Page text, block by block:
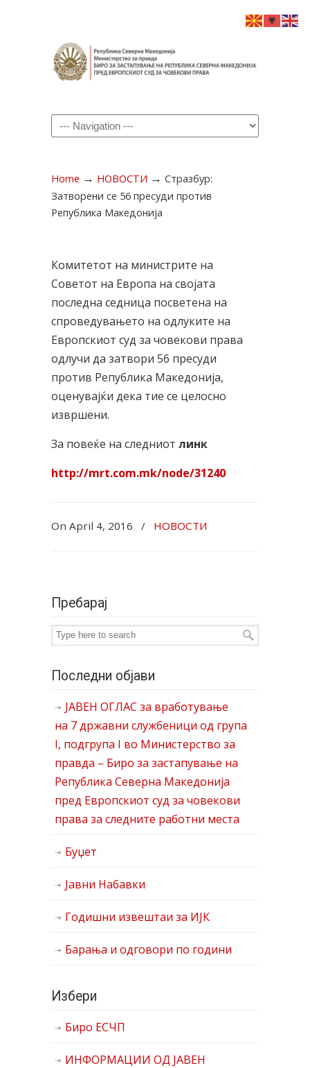
Navigation
Home → НОВОСТИ → Стразбур:
Затворени се 56 пресуди против
Република Македонија
Комитетот на министрите на
Советот на Европа на својата
последна седница посветена на
спроведувањето на одлуките на
Европскиот суд за човекови права
одлучи да затвори 56 пресуди
против Република Македонија,
оценувајќи дека тие се целосно
извршени.
За повеќе на следниот линк
http://mrt.com.mk/node/31240
On April 4, 2016 / НОВОСТИ
Пребарај
Последни објави
ЈАВЕН ОГЛАС за вработување
на 7 државни службеници од група
I, подгрупа I во Министерство за
правда – Биро за застапување на
Република Северна Македонија
пред Европскиот суд за човекови
права за следните работни места
Буџет
Јавни Набавки
Годишни извештаи за ИЈК
Барања и одговори по години
Избери
Биро ЕСЧП
ИНФОРМАЦИИ ОД ЈАВЕН